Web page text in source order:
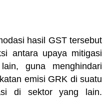
hasil GST tersebut
antara upaya mitigasi
guna menghindari
emisi GRK di suatu
di sektor yang lain.